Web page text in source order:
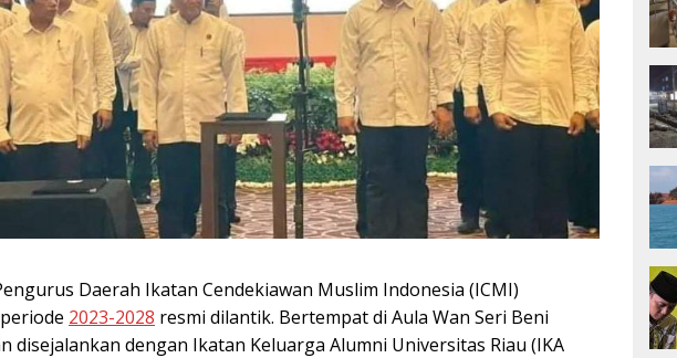
Daerah Ikatan Cendekiawan Muslim Indonesia (ICMI)
2023-2028 resmi dilantik. Bertempat di Aula Wan Seri Beni
disejalankan dengan Ikatan Keluarga Alumni Universitas Riau (IKA